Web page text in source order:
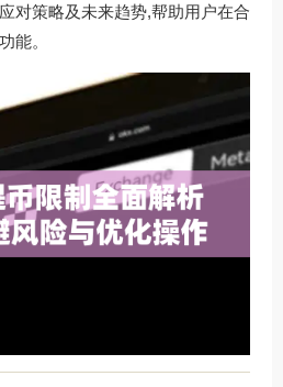
对策略及未来趋势,帮助用户在合
能。